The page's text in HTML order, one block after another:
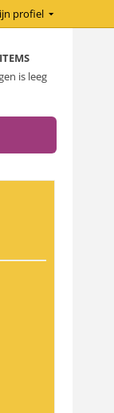
profiel
is leeg